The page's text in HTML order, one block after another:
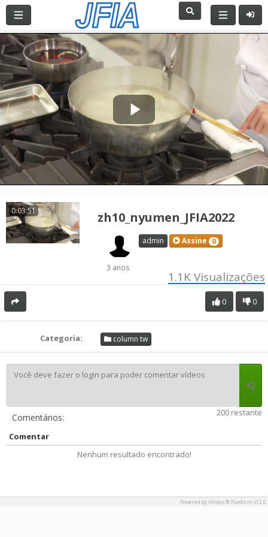
Play
Video
0:03:51 zh10_nyumen_JFIA2022
admin Assine 0
3 anos
1.1KVisualizações
0
0
Categoria: column tw
200 restante
Comentários:
Comentar
Nenhum resultado encontrado!
Powered by AVideo ® Platform v12.0